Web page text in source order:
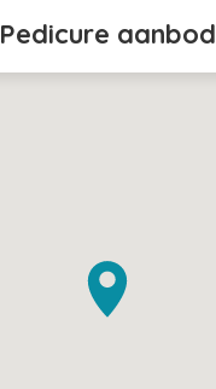
Pedicure aanbod